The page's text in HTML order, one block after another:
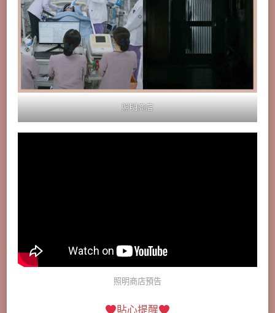
照明商店
照明商店預告